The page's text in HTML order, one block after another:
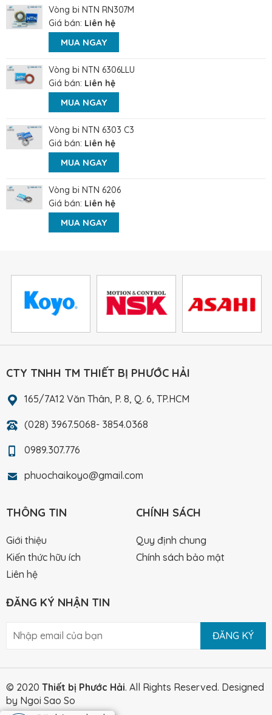
Vòng bi NTN RN307M
Giá bán: Liên hệ
MUA NGAY
Vòng bi NTN 6306LLU
Giá bán: Liên hệ
MUA NGAY
Vòng bi NTN 6303 C3
Giá bán: Liên hệ
MUA NGAY
Vòng bi NTN 6206
Giá bán: Liên hệ
MUA NGAY
CTY TNHH TM THIẾT BỊ PHƯỚC HẢI
165/7A12 Văn Thân, P. 8, Q. 6, TP.HCM
(028) 3967.5068- 3854.0368
0989.307.776
phuochaikoyo@gmail.com
THÔNG TIN
Giới thiệu
Kiến thức hữu ích
Liên hệ
CHÍNH SÁCH
Quy định chung
Chính sách bảo mật
ĐĂNG KÝ NHẬN TIN
ĐĂNG KÝ
© 2020 Thiết bị Phước Hải. All Rights Reserved. Designed
by Ngoi Sao So